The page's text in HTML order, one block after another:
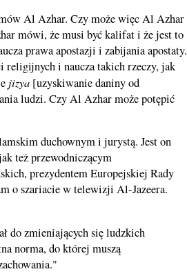
Al Azhar. Czy może więc Al Azhar
mówi, że musi być kalifat i że jest to
prawa apostazji i zabijania apostaty.
i naucza takich rzeczy, jak
jizya [uzyskiwanie daniny od
ludzi. Czy Al Azhar może potępić
duchownym i jurystą. Jest on
też przewodniczącym
prezydentem Europejskiej Rady
o szariacie w telewizji Al-Jazeera.
do zmieniających się ludzkich
norma, do której muszą